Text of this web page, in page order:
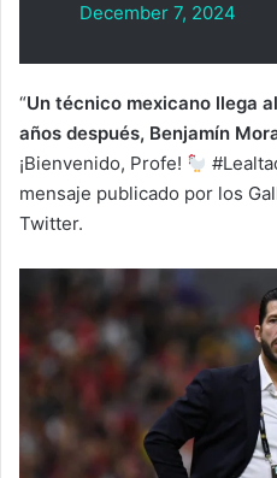
December 7, 2024
“Un técnico mexicano llega
años después, Benjamín
¡Bienvenido, Profe!
mensaje publicado por los
Twitter.